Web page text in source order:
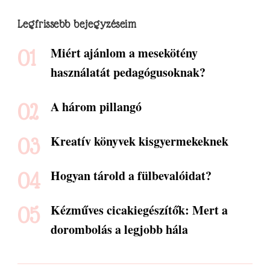
Legfrissebb bejegyzéseim
Miért ajánlom a mesekötény
használatát pedagógusoknak?
A három pillangó
Kreatív könyvek kisgyermekeknek
Hogyan tárold a fülbevalóidat?
Kézműves cicakiegészítők: Mert a
dorombolás a legjobb hála